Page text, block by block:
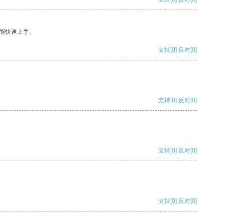
快速上手。
支持[0] 反对[0]
支持[0] 反对[0]
支持[0] 反对[0]
支持[0] 反对[0]